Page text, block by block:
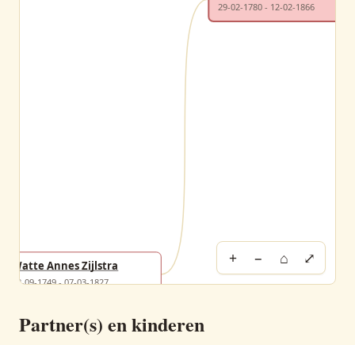
Watte Annes Zijlstra
08-09-1749 - 07-03-1827
29-02-1780 - 12-02-1866
+ − ⌂ ⤢
Partner(s) en kinderen